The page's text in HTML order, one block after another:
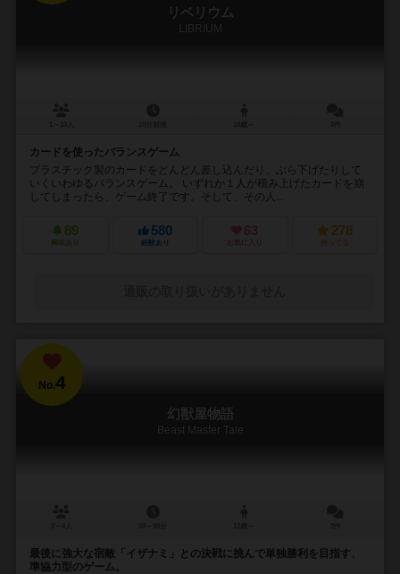
リベリウム
LIBRIUM
カードを使ったバランスゲーム
プラスチック製のカードをどんどん差し込んだり、ぶら下げたりして
いくいわゆるバランスゲーム。 いずれか１人が積み上げたカードを崩
してしまったら、ゲーム終了です。そして、その人...
89
興味あり
580
経験あり
63
お気に入り
278
持ってる
No.4
幻獣屋物語
Beast Master Tale
最後に強大な宿敵「イザナミ」との決戦に挑んで単独勝利を目指す、
準協力型のゲーム。